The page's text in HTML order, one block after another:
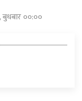
बुधबार ००:००